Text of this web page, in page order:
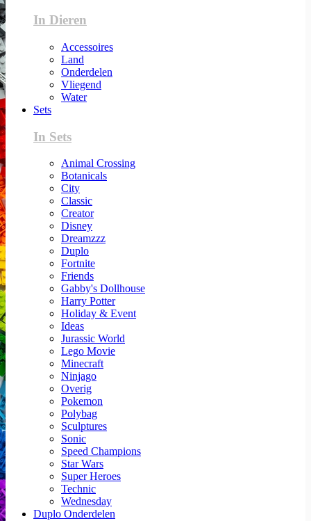
In Dieren
Accessoires
Land
Onderdelen
Vliegend
Water
Sets
In Sets
Animal Crossing
Botanicals
City
Classic
Creator
Disney
Dreamzzz
Duplo
Fortnite
Friends
Gabby's Dollhouse
Harry Potter
Holiday & Event
Ideas
Jurassic World
Lego Movie
Minecraft
Ninjago
Overig
Pokemon
Polybag
Sculptures
Sonic
Speed Champions
Star Wars
Super Heroes
Technic
Wednesday
Duplo Onderdelen